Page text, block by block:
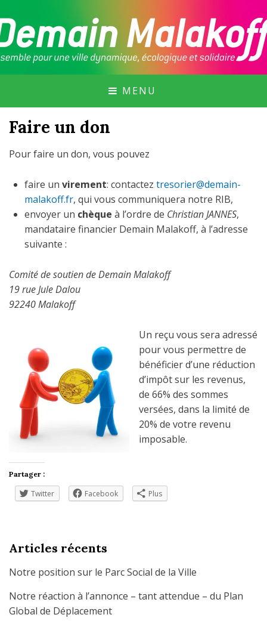
DEMAIN MALAKOFF
PAR MALAKOFF PURIELLE ET EN MARCHE
MALAKOFF !
MENU
Faire un don
Pour faire un don, vous pouvez
faire un virement: contactez tresorier@demain-
malakoff.fr, qui vous communiquera notre RIB,
envoyer un chèque à l’ordre de Christian JANNES,
mandataire financier Demain Malakoff, à l’adresse
suivante :
Comité de soutien de Demain Malakoff
19 rue Jule Dalou
92240 Malakoff
Un reçu vous sera adressé
pour vous permettre de
bénéficier d’une réduction
d’impôt sur les revenus,
de 66% des sommes
versées, dans la limité de
20% de votre revenu
imposable.
Partager :
Twitter Facebook Plus
Articles récents
Notre position sur le Parc Social de la Ville
Notre réaction à l’annonce – tant attendue – du Plan
Global de Déplacement